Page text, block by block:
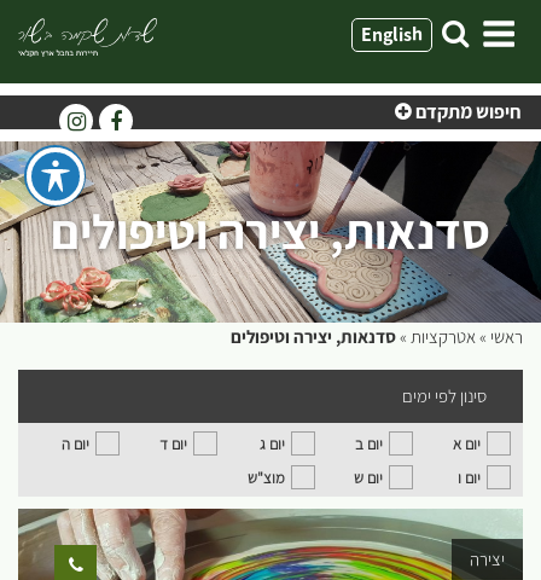
לתוכן
English
חיפוש מתקדם
סדנאות, יצירה וטיפולים
ראשי »אטרקציות »סדנאות, יצירה וטיפולים
סינון לפי ימים
יום א יום ב יום ג יום ד
יום ה
יום ו
יום ש מוצ"ש
יצירה